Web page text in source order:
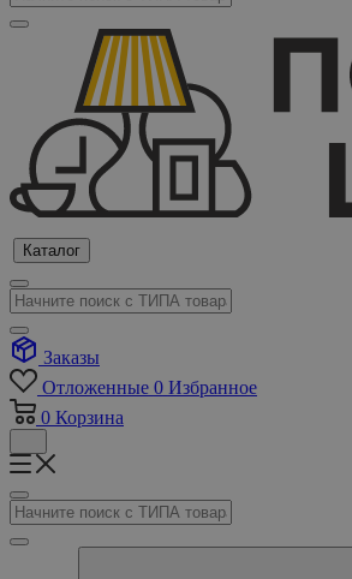
Каталог
Заказы
Отложенные 0 Избранное
0 Корзина